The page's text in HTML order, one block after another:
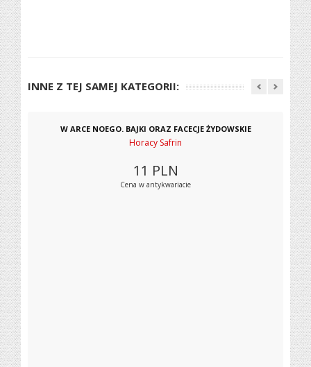
INNE Z TEJ SAMEJ KATEGORII:
W ARCE NOEGO. BAJKI ORAZ FACECJE ŻYDOWSKIE
Horacy Safrin
11 PLN
Cena w antykwariacie